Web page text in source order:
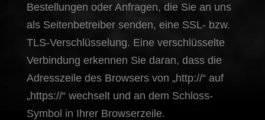
Bestellungen oder Anfragen, die Sie an uns
als Seitenbetreiber senden, eine SSL- bzw.
TLS-Verschlüsselung. Eine verschlüsselte
Verbindung erkennen Sie daran, dass die
Adresszeile des Browsers von „http://“ auf
„https://“ wechselt und an dem Schloss-
Symbol in Ihrer Browserzeile.